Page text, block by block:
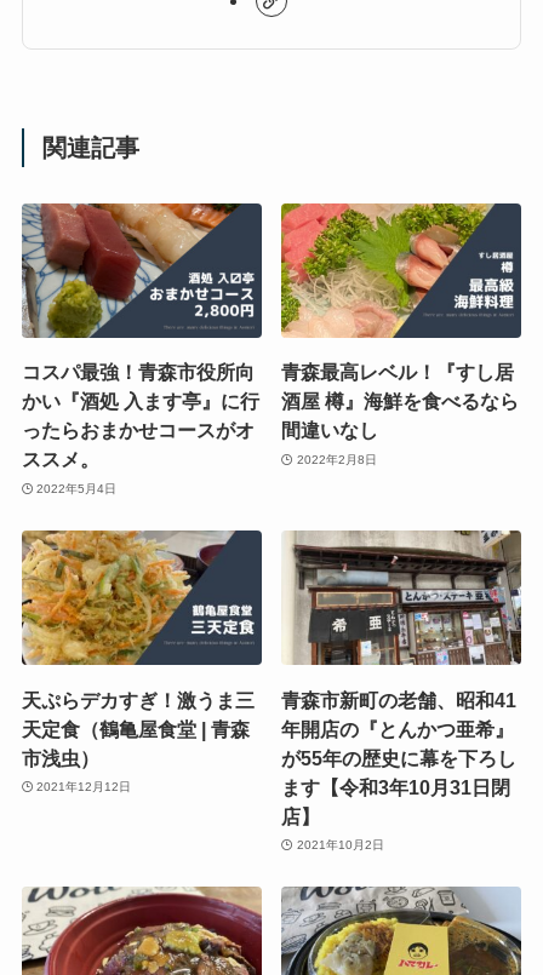
関連記事
コスパ最強！青森市役所向
かい『酒処 入ます亭』に行
ったらおまかせコースがオ
ススメ。
2022年5月4日
青森最高レベル！『すし居
酒屋 樽』海鮮を食べるなら
間違いなし
2022年2月8日
天ぷらデカすぎ！激うま三
天定食（鶴亀屋食堂 | 青森
市浅虫）
2021年12月12日
青森市新町の老舗、昭和41
年開店の『とんかつ亜希』
が55年の歴史に幕を下ろし
ます【令和3年10月31日閉
店】
2021年10月2日